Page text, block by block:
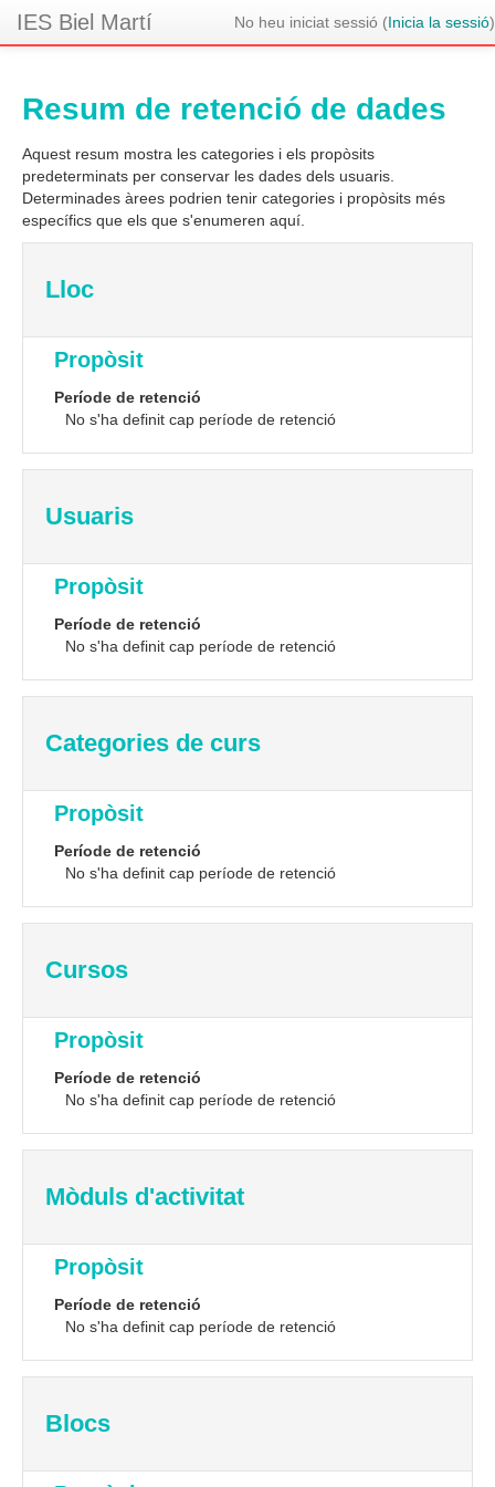
IES Biel Martí No heu iniciat sessió (Inicia la sessió)
Resum de retenció de dades
Aquest resum mostra les categories i els propòsits
predeterminats per conservar les dades dels usuaris.
Determinades àrees podrien tenir categories i propòsits més
específics que els que s'enumeren aquí.
Lloc
Propòsit
Període de retenció
No s'ha definit cap període de retenció
Usuaris
Propòsit
Període de retenció
No s'ha definit cap període de retenció
Categories de curs
Propòsit
Període de retenció
No s'ha definit cap període de retenció
Cursos
Propòsit
Període de retenció
No s'ha definit cap període de retenció
Mòduls d'activitat
Propòsit
Període de retenció
No s'ha definit cap període de retenció
Blocs